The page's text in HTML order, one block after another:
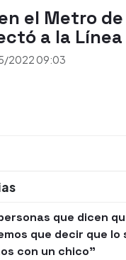
el Metro de
a la Línea
2022 09:03
que dicen
que decir que lo
con un chico"